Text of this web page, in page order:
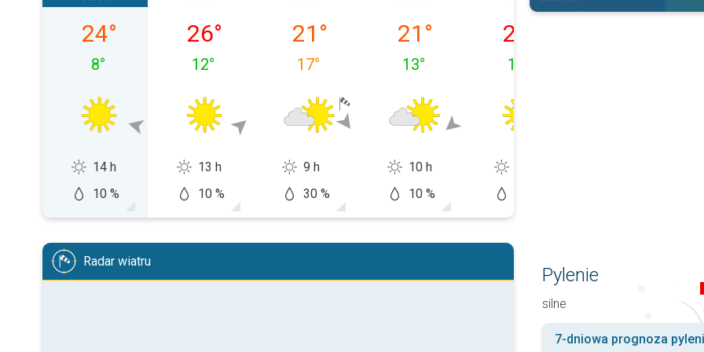
sobota, 08.08
24°
8°
14 h
10 %
niedziela, 09.08
26°
12°
13 h
10 %
poniedziałek, 10.08
21 °
17°
9 h
30 %
wtorek, 11.08
21 °
13°
10 h
10 %
środa, 12.08
25
13
Radar wiatru
Pylenie
silne
7-dniowa prognoza